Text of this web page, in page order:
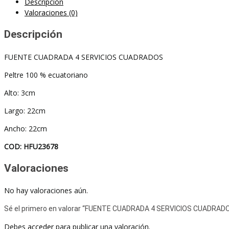
Valoraciones (0)
Descripción
FUENTE CUADRADA 4 SERVICIOS CUADRADOS
Peltre 100 % ecuatoriano
Alto: 3cm
Largo: 22cm
Ancho: 22cm
COD: HFU23678
Valoraciones
No hay valoraciones aún.
Sé el primero en valorar “FUENTE CUADRADA 4 SERVICIOS
Debes accederpara publicar una valoración.